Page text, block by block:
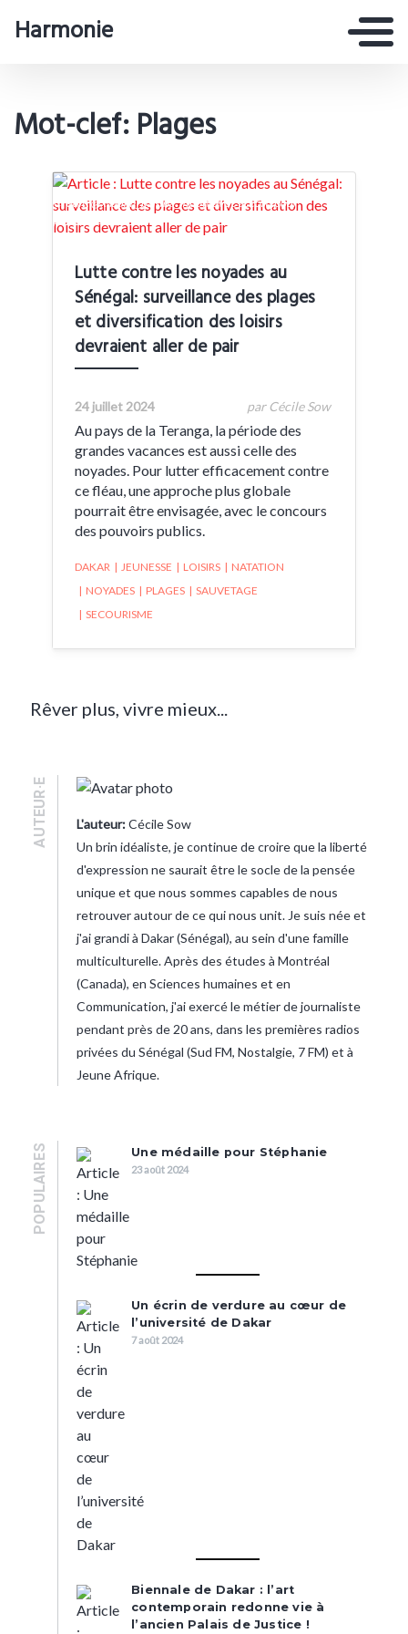
Harmonie
Mot-clef: Plages
Crédit: @xaadim_bamba_mbow avec accord pour
publication
Lutte contre les noyades au
Sénégal: surveillance des plages
et diversification des loisirs
devraient aller de pair
24 juillet 2024 par Cécile Sow
Au pays de la Teranga, la période des
grandes vacances est aussi celle des
noyades. Pour lutter efficacement contre
ce fléau, une approche plus globale
pourrait être envisagée, avec le concours
des pouvoirs publics.
DAKAR | JEUNESSE | LOISIRS | NATATION
| NOYADES | PLAGES | SAUVETAGE
| SECOURISME
Rêver plus, vivre mieux...
AUTEUR·E L'auteur:Cécile Sow
Un brin idéaliste, je continue de croire que la liberté
d'expression ne saurait être le socle de la pensée
unique et que nous sommes capables de nous
retrouver autour de ce qui nous unit. Je suis née et
j'ai grandi à Dakar (Sénégal), au sein d'une famille
multiculturelle. Après des études à Montréal
(Canada), en Sciences humaines et en
Communication, j'ai exercé le métier de journaliste
pendant près de 20 ans, dans les premières radios
privées du Sénégal (Sud FM, Nostalgie, 7 FM) et à
Jeune Afrique.
POPULAIRES Une médaille pour Stéphanie
23 août 2024
Un écrin de verdure au cœur de
l’université de Dakar
7 août 2024
Biennale de Dakar : l’art
contemporain redonne vie à
l’ancien Palais de Justice !